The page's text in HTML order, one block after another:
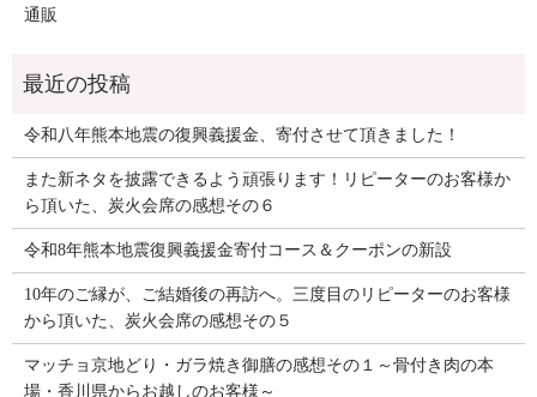
通販
令和八年熊本地震の復興義援金、寄付させて頂きました！
また新ネタを披露できるよう頑張ります！リピーターのお客様か
ら頂いた、炭火会席の感想その６
令和8年熊本地震復興義援金寄付コース＆クーポンの新設
10年のご縁が、ご結婚後の再訪へ。三度目のリピーターのお客様
から頂いた、炭火会席の感想その５
マッチョ京地どり・ガラ焼き御膳の感想その１～骨付き肉の本
場・香川県からお越しのお客様～